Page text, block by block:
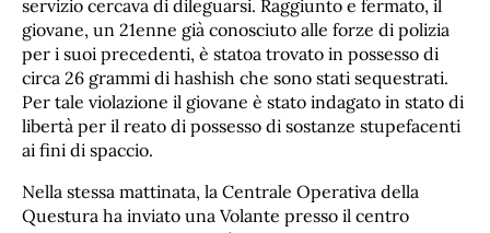
servizio cercava di dileguarsi. Raggiunto e fermato, il
giovane, un 21enne già conosciuto alle forze di polizia
per i suoi precedenti, è statoa trovato in possesso di
circa 26 grammi di hashish che sono stati sequestrati.
Per tale violazione il giovane è stato indagato in stato di
libertà per il reato di possesso di sostanze stupefacenti
ai fini di spaccio.
Nella stessa mattinata, la Centrale Operativa della
Questura ha inviato una Volante presso il centro